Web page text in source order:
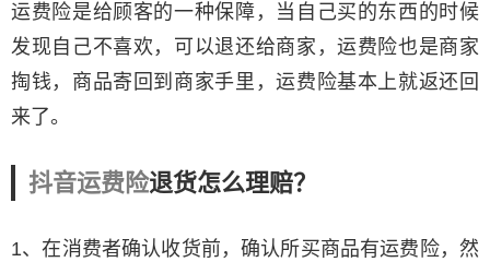
运费险是给顾客的一种保障，当自己买的东西的时候
发现自己不喜欢，可以退还给商家，运费险也是商家
掏钱，商品寄回到商家手里，运费险基本上就返还回
来了。
抖音运费险退货怎么理赔？
1、在消费者确认收货前，确认所买商品有运费险，然